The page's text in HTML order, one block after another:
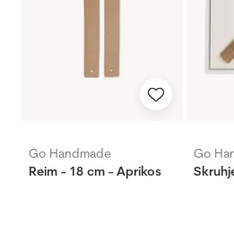
Go Handmade
Reim - 18 cm - Aprikos
Go